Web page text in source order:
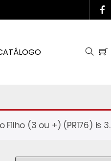
(3 ou +) (PR176) is 3.